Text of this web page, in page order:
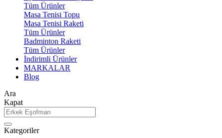
Tüm Ürünler
Masa Tenisi Topu
Masa Tenisi Raketi
Tüm Ürünler
Badminton Raketi
Tüm Ürünler
İndirimli Ürünler
MARKALAR
Blog
Ara
Kapat
Kategoriler